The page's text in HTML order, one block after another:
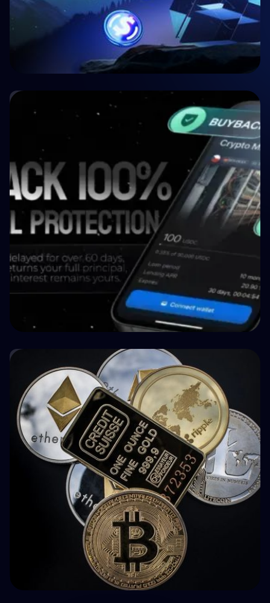
Crypto P2P Lending vs. Traditional P2P
Lending: A 2026 Comparison
How BuyBack Protection Works in P2P
Lending (and What It Doesn't Do)